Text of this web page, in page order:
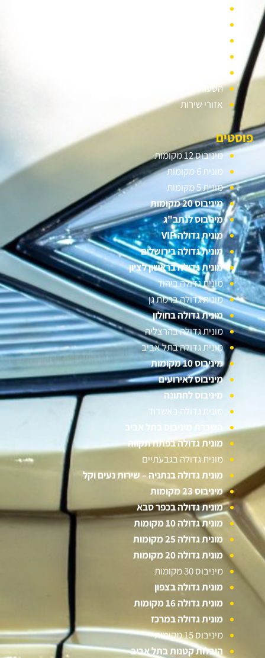
הסעות לאירועים
אזורי שירות
פוסטים
מיניבוס 12 מקומות
מונית 6 מקומות
מונית 5 מקומות
מיניבוס 20 מקומות
מיניבוס לנתב"ג
מונית גדולה VIP
מונית גדולה בירושלים
מונית גדולה בראשון לציון
מונית גדולה ביהוד
מונית גדולה ברמת גן
מונית גדולה בחולון
מונית גדולה בהרצליה
מונית גדולה בתל אביב
מיניבוס 10 מקומות
מיניבוס לאירועים
מיניבוס לחתונה
מונית גדולה באשדוד
השכרת מיניבוס בתל אביב
מונית גדולה בפתח תקווה
מונית גדולה בגבעתיים
מונית גדולה בנתניה – שירות נעים וקל
מיניבוס 23 מקומות
מונית גדולה בכפר סבא
מונית גדולה 10 מקומות
מונית גדולה 25 מקומות
מונית גדולה 20 מקומות
מיניבוס 30 מקומות
מונית גדולה בצפון
מונית גדולה 16 מקומות
מונית גדולה במרכז
מיניבוס 15 מקומות
הובלות קטנות בתל אביב